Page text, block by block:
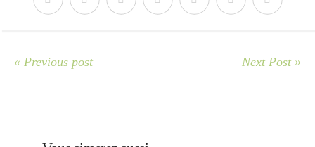
« Previous post Next Post »